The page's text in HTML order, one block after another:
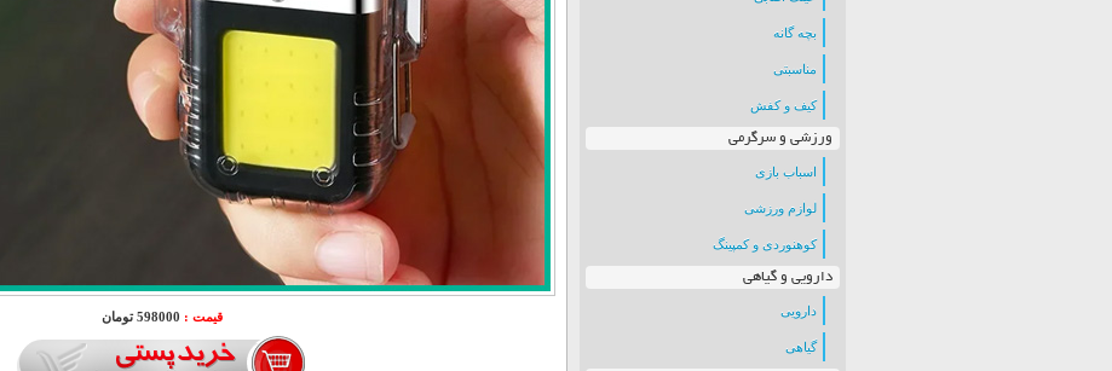
بچه گانه
مناسبتی
کیف و کفش
ورزشی و سرگرمی
اسباب بازی
لوازم ورزشی
کوهنوردی و کمپینگ
دارویی و گیاهی
دارویی
گیاهی
قیمت : 598000 تومان